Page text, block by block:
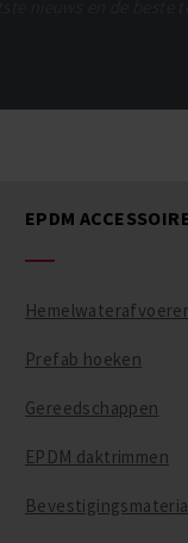
EPDM
Prefab hoeken
Gereedschappen
EPDM daktrimmen